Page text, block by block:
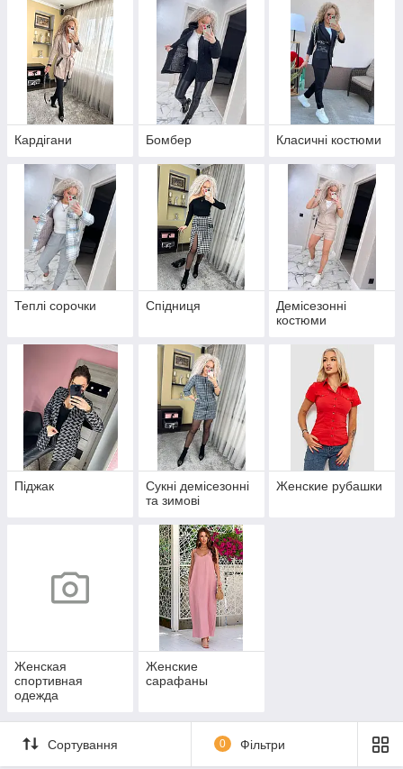
Кардігани Бомбер Класичні костюми
Теплі сорочки Спідниця
Демісезонні
костюми
Піджак
Сукні демісезонні
та зимові
Женские рубашки
Женская
спортивная
одежда
Женские
сарафаны
Сортування 0 Фільтри